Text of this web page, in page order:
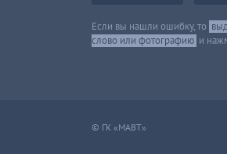
Если вы нашли ошибку, то
слово или фотографию и
© ГК «МАВТ»